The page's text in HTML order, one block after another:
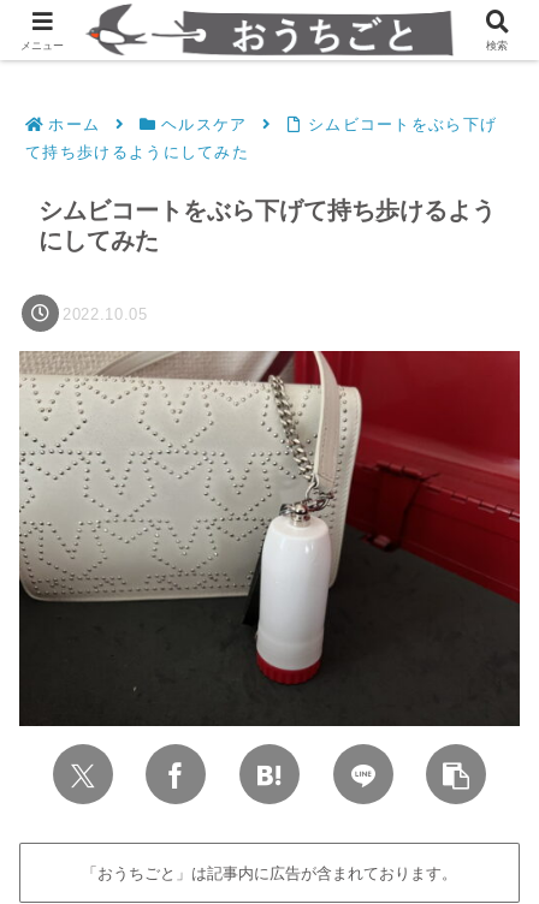
発達障害凸凹夫婦のシンプルすっきり生活
ホーム ヘルスケア
シムビコートをぶら下げ
て持ち歩けるようにしてみた
シムビコートをぶら下げて持ち歩けるよう
にしてみた
2022.10.05
「おうちごと」は記事内に広告が含まれております。
メニュー 検索